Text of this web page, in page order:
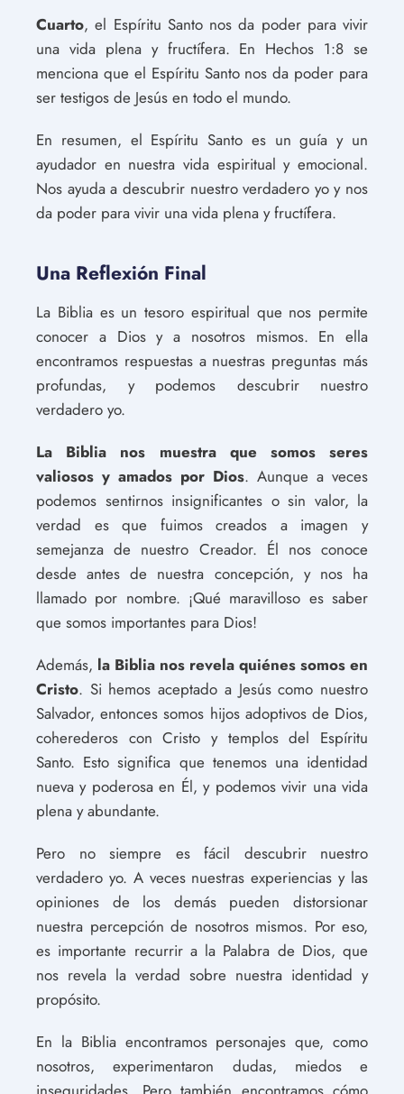
Cuarto, el Espíritu Santo nos da poder para vivir
una vida plena y fructífera. En Hechos 1:8 se
menciona que el Espíritu Santo nos da poder para
ser testigos de Jesús en todo el mundo.
En resumen, el Espíritu Santo es un guía y un
ayudador en nuestra vida espiritual y emocional.
Nos ayuda a descubrir nuestro verdadero yo y nos
da poder para vivir una vida plena y fructífera.
Una Reflexión Final
La Biblia es un tesoro espiritual que nos permite
conocer a Dios y a nosotros mismos. En ella
encontramos respuestas a nuestras preguntas más
profundas, y podemos descubrir nuestro
verdadero yo.
La Biblia nos muestra que somos seres
valiosos y amados por Dios. Aunque a veces
podemos sentirnos insignificantes o sin valor, la
verdad es que fuimos creados a imagen y
semejanza de nuestro Creador. Él nos conoce
desde antes de nuestra concepción, y nos ha
llamado por nombre. ¡Qué maravilloso es saber
que somos importantes para Dios!
Además, la Biblia nos revela quiénes somos en
Cristo. Si hemos aceptado a Jesús como nuestro
Salvador, entonces somos hijos adoptivos de Dios,
coherederos con Cristo y templos del Espíritu
Santo. Esto significa que tenemos una identidad
nueva y poderosa en Él, y podemos vivir una vida
plena y abundante.
Pero no siempre es fácil descubrir nuestro
verdadero yo. A veces nuestras experiencias y las
opiniones de los demás pueden distorsionar
nuestra percepción de nosotros mismos. Por eso,
es importante recurrir a la Palabra de Dios, que
nos revela la verdad sobre nuestra identidad y
propósito.
En la Biblia encontramos personajes que, como
nosotros, experimentaron dudas, miedos e